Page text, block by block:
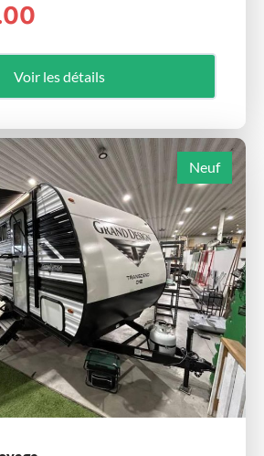
Voir les détails
Neuf